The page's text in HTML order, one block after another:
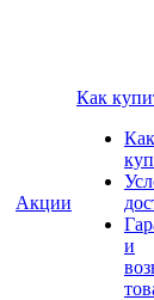
Акции
Как
Как
и